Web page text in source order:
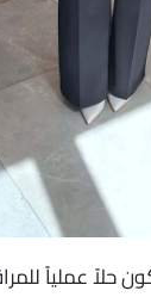
حلاً عملياً